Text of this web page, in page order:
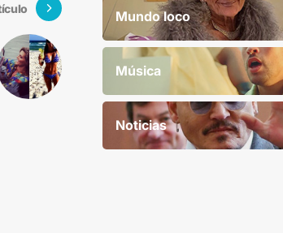
Mundo loco
Música
Noticias